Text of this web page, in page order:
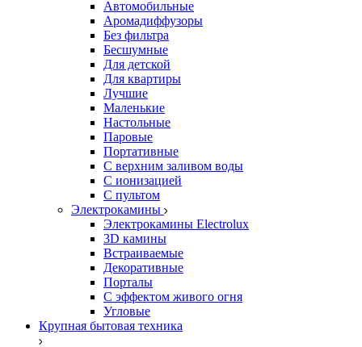
Автомобильные
Аромадиффузоры
Без фильтра
Бесшумные
Для детской
Для квартиры
Лучшие
Маленькие
Настольные
Паровые
Портативные
С верхним заливом воды
С ионизацией
С пультом
Электрокамины
Электрокамины Electrolux
3D камины
Встраиваемые
Декоративные
Порталы
С эффектом живого огня
Угловые
Крупная бытовая техника